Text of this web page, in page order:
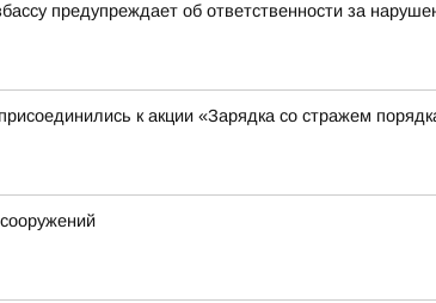
предупреждает об ответственности за
к акции «Зарядка со стражем